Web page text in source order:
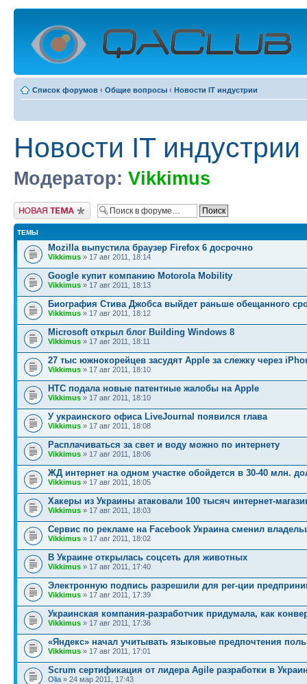
Список форумов ‹ Общие вопросы ‹ Новости IT индустрии
Новости IT индустрии
Модератор: Vikkimus
Начать новую тему
ТЕМЫ
Mozilla выпустила браузер Firefox 6 досрочно
Vikkimus » 17 авг 2011, 18:14
Google купит компанию Motorola Mobility
Vikkimus » 17 авг 2011, 18:13
Биография Стива Джобса выйдет раньше обещанного
Vikkimus » 17 авг 2011, 18:12
Microsoft открыл блог Building Windows 8
Vikkimus » 17 авг 2011, 18:11
27 тыс южнокорейцев засудят Apple за слежку через
Vikkimus » 17 авг 2011, 18:10
HTC подала новые патентные жалобы на Apple
Vikkimus » 17 авг 2011, 18:10
У украинского офиса LiveJournal появился глава
Vikkimus » 17 авг 2011, 18:08
Расплачиваться за свет и воду можно по интернету
Vikkimus » 17 авг 2011, 18:06
ЖД интернет на одном участке обойдется в 30-40 млн.
Vikkimus » 17 авг 2011, 18:05
Хакеры из Украины атаковали 100 тысяч интернет-
Vikkimus » 17 авг 2011, 18:03
Сервис по рекламе на Facebook Украина сменил
Vikkimus » 17 авг 2011, 18:02
В Украине открылась соцсеть для животных
Vikkimus » 17 авг 2011, 17:40
Электронную подпись разрешили для рег-ции
Vikkimus » 17 авг 2011, 17:39
Украинская компания-разработчик придумала, как
Vikkimus » 17 авг 2011, 17:36
«Яндекс» начал учитывать языковые предпочтения
Vikkimus » 17 авг 2011, 17:01
Scrum сертификация от лидера Agile разработки в
Olia » 24 мар 2011, 17:43